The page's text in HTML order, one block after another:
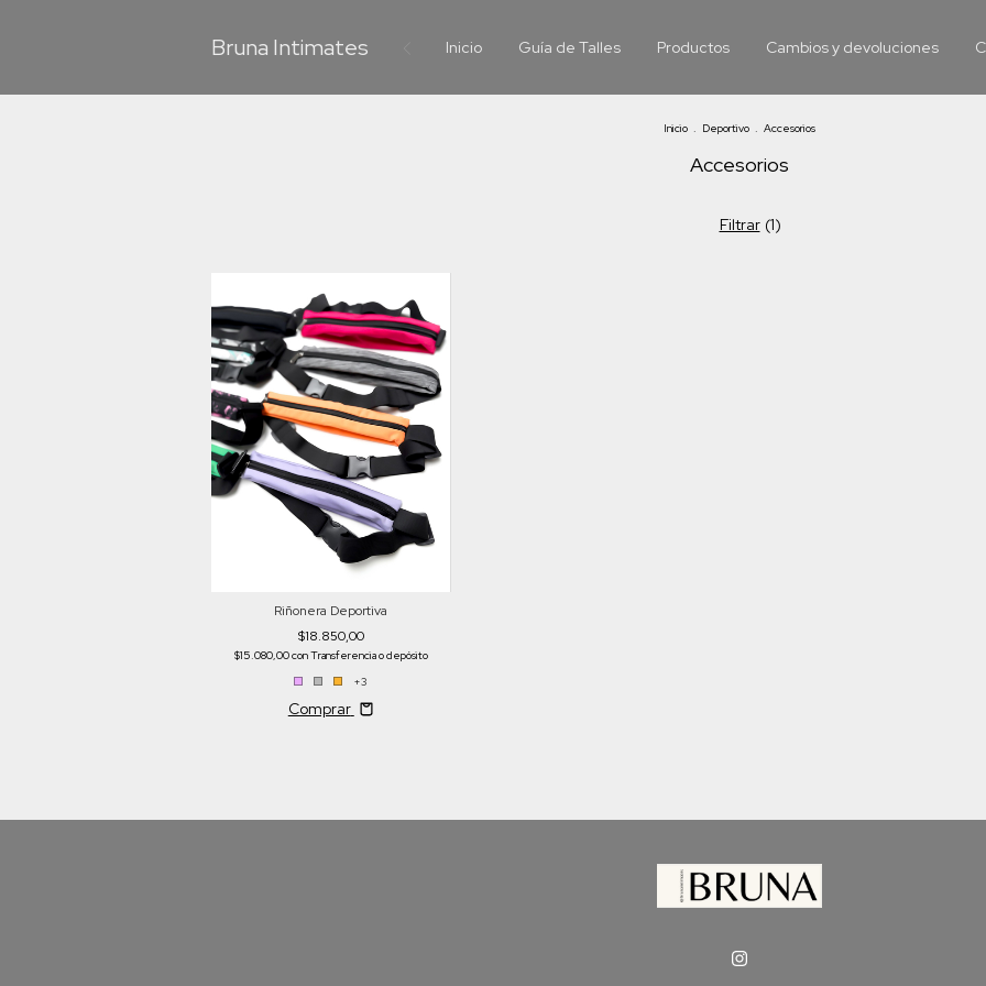
Bruna Intimates Inicio Guía de Talles Productos Cambios y devoluciones
Inicio . Deportivo . Accesorios
Accesorios
Filtrar (1)
Riñonera Deportiva
$18.850,00
$15.080,00conTransferencia o depósito
+3
Comprar